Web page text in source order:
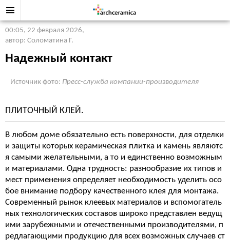
00:05, 22 февраля 2026,
автор: Соломатина Г.
Надежный контакт
Источник фото: Пресс-служба компании-производителя
ПЛИТОЧНЫЙ КЛЕЙ.
В любом доме обязательно есть поверхности, для отделки
и защиты которых керамическая плитка и камень являютс
я самыми желательными, а то и единственно возможным
и материалами. Одна трудность: разнообразие их типов и
мест применения определяет необходимость уделить осо
бое внимание подбору качественного клея для монтажа.
Современный рынок клеевых материалов и вспомогатель
ных технологических составов широко представлен ведущ
ими зарубежными и отечественными производителями, п
редлагающими продукцию для всех возможных случаев ст